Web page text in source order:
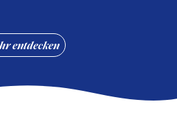
entdecken